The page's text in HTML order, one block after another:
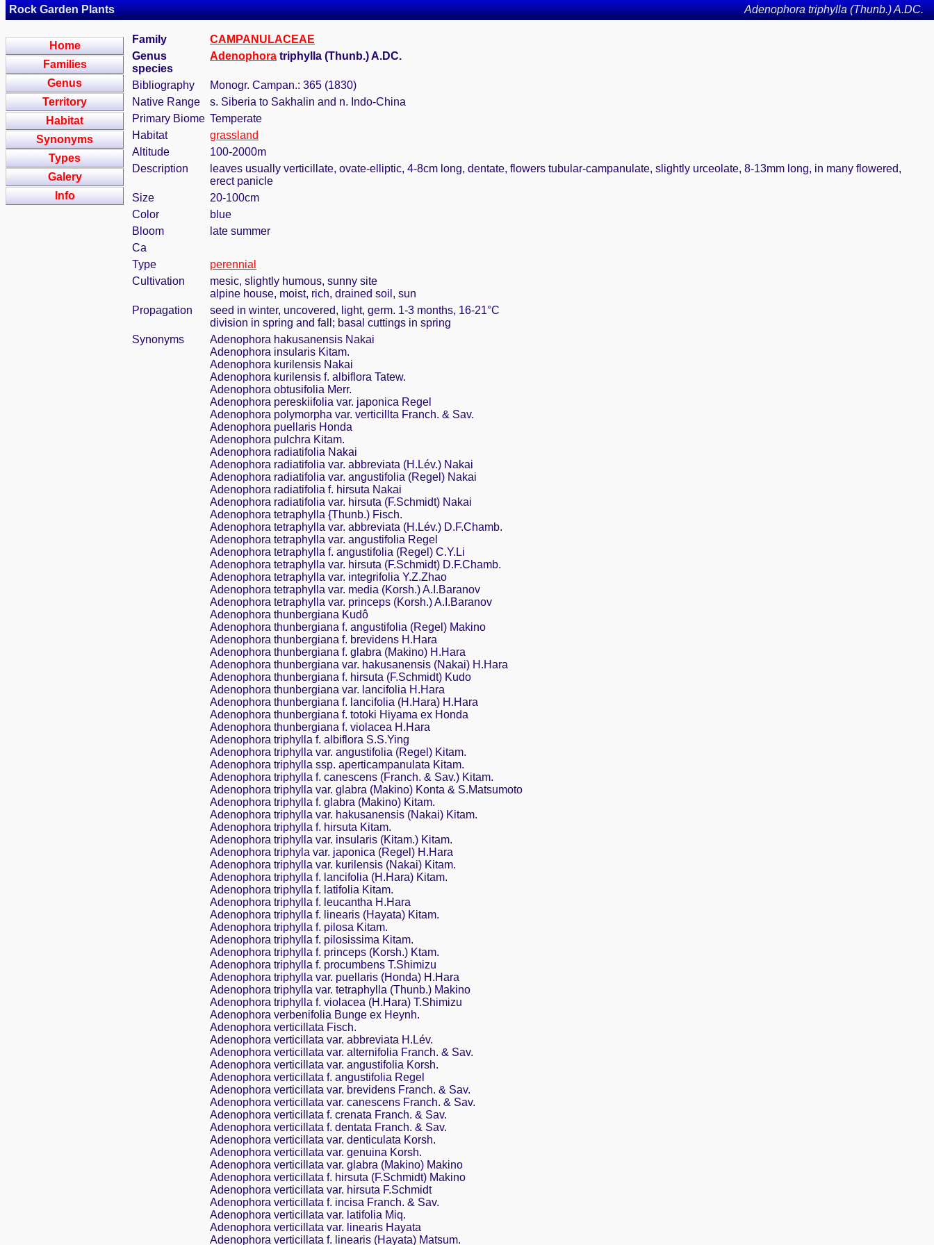
Rock Garden Plants Adenophora triphylla (Thunb.) A.DC.
Home
Families
Genus
Territory
Habitat
Synonyms
Types
Galery
Info
Family
CAMPANULACEAE
Genus
species
Adenophora triphylla (Thunb.) A.DC.
Bibliography
Monogr. Campan.: 365 (1830)
Native Range
s. Siberia to Sakhalin and n. Indo-China
Primary Biome Temperate
Habitat
grassland
Altitude
100-2000m
Description
leaves usually verticillate, ovate-elliptic, 4-8cm long, dentate, flowers tubular-campanulate, slightly urceolate, 8-13mm long, in many flowered,
erect panicle
Size
20-100cm
Color
blue
Bloom
late summer
Ca
Type
perennial
Cultivation
mesic, slightly humous, sunny site
alpine house, moist, rich, drained soil, sun
Propagation
seed in winter, uncovered, light, germ. 1-3 months, 16-21°C
division in spring and fall; basal cuttings in spring
Synonyms
Adenophora hakusanensis Nakai
Adenophora insularis Kitam.
Adenophora kurilensis Nakai
Adenophora kurilensis f. albiflora Tatew.
Adenophora obtusifolia Merr.
Adenophora pereskiifolia var. japonica Regel
Adenophora polymorpha var. verticillta Franch. & Sav.
Adenophora puellaris Honda
Adenophora pulchra Kitam.
Adenophora radiatifolia Nakai
Adenophora radiatifolia var. abbreviata (H.Lév.) Nakai
Adenophora radiatifolia var. angustifolia (Regel) Nakai
Adenophora radiatifolia f. hirsuta Nakai
Adenophora radiatifolia var. hirsuta (F.Schmidt) Nakai
Adenophora tetraphylla {Thunb.) Fisch.
Adenophora tetraphylla var. abbreviata (H.Lév.) D.F.Chamb.
Adenophora tetraphylla var. angustifolia Regel
Adenophora tetraphylla f. angustifolia (Regel) C.Y.Li
Adenophora tetraphylla var. hirsuta (F.Schmidt) D.F.Chamb.
Adenophora tetraphylla var. integrifolia Y.Z.Zhao
Adenophora tetraphylla var. media (Korsh.) A.I.Baranov
Adenophora tetraphylla var. princeps (Korsh.) A.I.Baranov
Adenophora thunbergiana Kudô
Adenophora thunbergiana f. angustifolia (Regel) Makino
Adenophora thunbergiana f. brevidens H.Hara
Adenophora thunbergiana f. glabra (Makino) H.Hara
Adenophora thunbergiana var. hakusanensis (Nakai) H.Hara
Adenophora thunbergiana f. hirsuta (F.Schmidt) Kudo
Adenophora thunbergiana var. lancifolia H.Hara
Adenophora thunbergiana f. lancifolia (H.Hara) H.Hara
Adenophora thunbergiana f. totoki Hiyama ex Honda
Adenophora thunbergiana f. violacea H.Hara
Adenophora triphylla f. albiflora S.S.Ying
Adenophora triphylla var. angustifolia (Regel) Kitam.
Adenophora triphylla ssp. aperticampanulata Kitam.
Adenophora triphylla f. canescens (Franch. & Sav.) Kitam.
Adenophora triphylla var. glabra (Makino) Konta & S.Matsumoto
Adenophora triphylla f. glabra (Makino) Kitam.
Adenophora triphylla var. hakusanensis (Nakai) Kitam.
Adenophora triphylla f. hirsuta Kitam.
Adenophora triphylla var. insularis (Kitam.) Kitam.
Adenophora triphyla var. japonica (Regel) H.Hara
Adenophora triphylla var. kurilensis (Nakai) Kitam.
Adenophora triphylla f. lancifolia (H.Hara) Kitam.
Adenophora triphylla f. latifolia Kitam.
Adenophora triphylla f. leucantha H.Hara
Adenophora triphylla f. linearis (Hayata) Kitam.
Adenophora triphylla f. pilosa Kitam.
Adenophora triphylla f. pilosissima Kitam.
Adenophora triphylla f. princeps (Korsh.) Ktam.
Adenophora triphylla f. procumbens T.Shimizu
Adenophora triphylla var. puellaris (Honda) H.Hara
Adenophora triphylla var. tetraphylla (Thunb.) Makino
Adenophora triphylla f. violacea (H.Hara) T.Shimizu
Adenophora verbenifolia Bunge ex Heynh.
Adenophora verticillata Fisch.
Adenophora verticillata var. abbreviata H.Lév.
Adenophora verticillata var. alternifolia Franch. & Sav.
Adenophora verticillata var. angustifolia Korsh.
Adenophora verticillata f. angustifolia Regel
Adenophora verticillata var. brevidens Franch. & Sav.
Adenophora verticillata var. canescens Franch. & Sav.
Adenophora verticillata f. crenata Franch. & Sav.
Adenophora verticillata f. dentata Franch. & Sav.
Adenophora verticillata var. denticulata Korsh.
Adenophora verticillata var. genuina Korsh.
Adenophora verticillata var. glabra (Makino) Makino
Adenophora verticillata f. hirsuta (F.Schmidt) Makino
Adenophora verticillata var. hirsuta F.Schmidt
Adenophora verticillata f. incisa Franch. & Sav.
Adenophora verticillata var. latifolia Miq.
Adenophora verticillata var. linearis Hayata
Adenophora verticillata f. linearis (Hayata) Matsum.